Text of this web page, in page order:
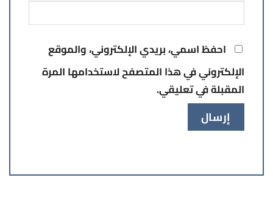
احفظ اسمي، بريدي الإلكتروني، والموقع
الإلكتروني في هذا المتصفح لاستخدامها المرة
المقبلة في تعليقي.